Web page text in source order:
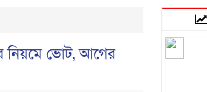
নিয়মে ভোট, আগের